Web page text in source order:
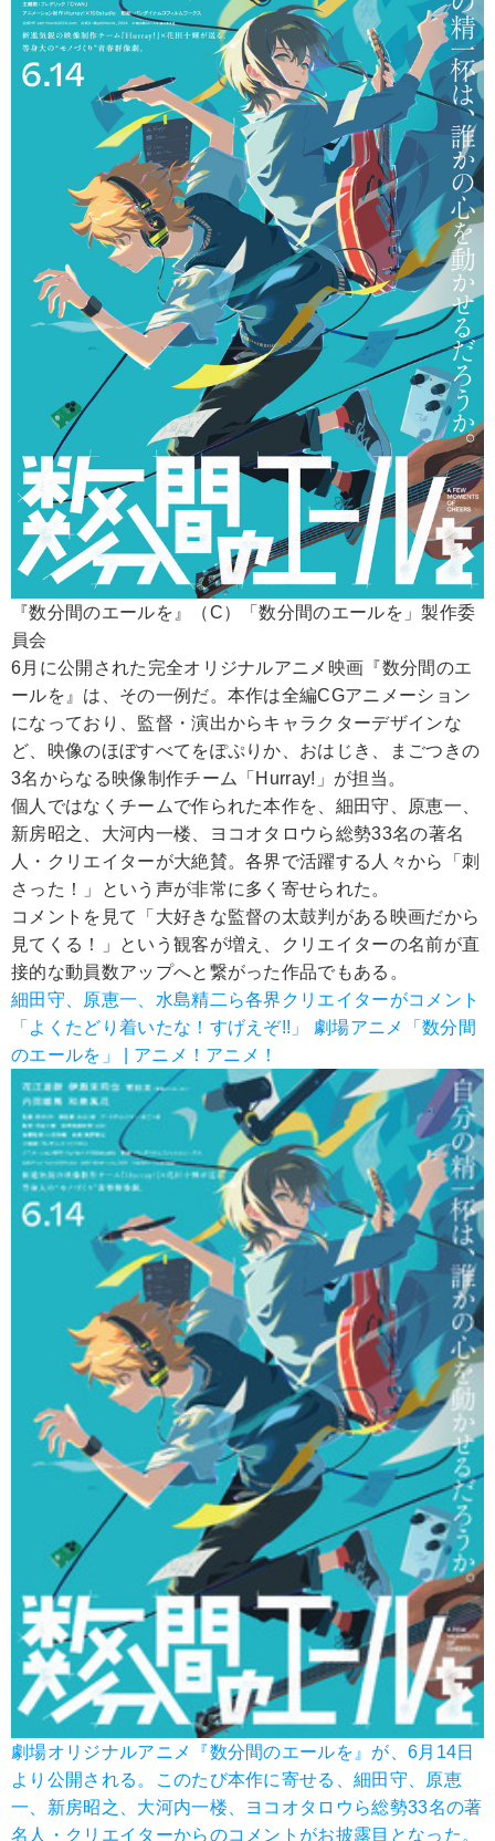
『数分間のエールを』（C）「数分間のエールを」製作委
員会
6月に公開された完全オリジナルアニメ映画『数分間のエ
ールを』は、その一例だ。本作は全編CGアニメーション
になっており、監督・演出からキャラクターデザインな
ど、映像のほぼすべてをぽぷりか、おはじき、まごつきの
3名からなる映像制作チーム「Hurray!」が担当。
個人ではなくチームで作られた本作を、細田守、原恵一、
新房昭之、大河内一楼、ヨコオタロウら総勢33名の著名
人・クリエイターが大絶賛。各界で活躍する人々から「刺
さった！」という声が非常に多く寄せられた。
コメントを見て「大好きな監督の太鼓判がある映画だから
見てくる！」という観客が増え、クリエイターの名前が直
接的な動員数アップへと繋がった作品でもある。
細田守、原恵一、水島精二ら各界クリエイターがコメント
「よくたどり着いたな！すげえぞ!!」 劇場アニメ「数分間
のエールを」 | アニメ！アニメ！
劇場オリジナルアニメ『数分間のエールを』が、6月14日
より公開される。このたび本作に寄せる、細田守、原恵
一、新房昭之、大河内一楼、ヨコオタロウら総勢33名の著
名人・クリエイターからのコメントがお披露目となった。